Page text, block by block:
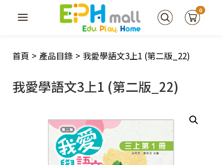
0
首頁 > 產品目錄 > 我愛學語文3上1 (第二版_22)
我愛學語文3上1 (第二版_22)